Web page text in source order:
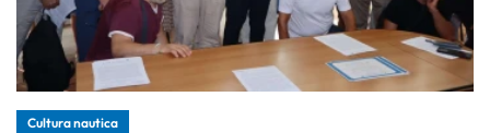
Cultura nautica